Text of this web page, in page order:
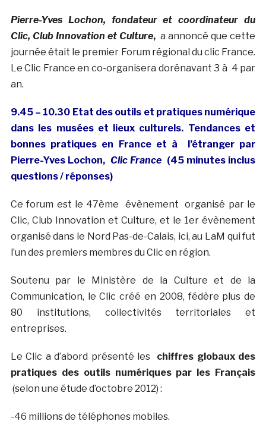
Pierre-Yves Lochon, fondateur et coordinateur du
Clic, Club Innovation et Culture, a annoncé que cette
journée était le premier Forum régional du clic France.
Le Clic France en co-organisera dorénavant 3 à 4 par
an.
9.45 – 10.30 Etat des outils et pratiques numérique
dans les musées et lieux culturels. Tendances et
bonnes pratiques en France et à l’étranger par
Pierre-Yves Lochon, Clic France (45 minutes inclus
questions / réponses)
Ce forum est le 47ème évènement organisé par le
Clic, Club Innovation et Culture, et le 1er évènement
organisé dans le Nord Pas-de-Calais, ici, au LaM qui fut
l’un des premiers membres du Clic en région.
Soutenu par le Ministère de la Culture et de la
Communication, le Clic créé en 2008, fédère plus de
80 institutions, collectivités territoriales et
entreprises.
Le Clic a d’abord présenté les chiffres globaux des
pratiques des outils numériques par les Français
(selon une étude d’octobre 2012) :
-46 millions de téléphones mobiles.